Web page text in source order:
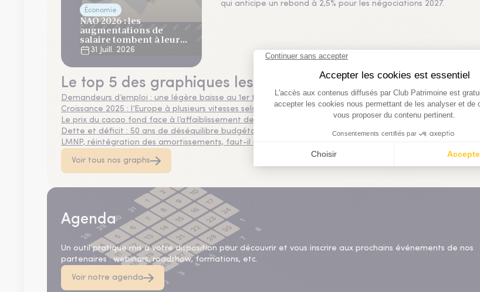
Économie
NAO 2026 : les
augmentations de
salaire tombent à leur
plus bas niveau depuis 4
ans
31 Juill. 2026
qui anticipe un rebond à 2,5% pour les négociations 2027.
Le top 5 des graphiques les plus consultés
Demandeurs d’emploi : une légère baisse au 1er trimestre 2026
Croissance 2025 : l’Europe à plusieurs vitesses selon Bruxelles
Le prix du cacao fond face à l’affaiblissement de la demande
Dette et déficit : 50 ans de déséquilibre budgétaire
LMNP, réintégration des amortissements, faut-il privilégier la SCI à l'IS ?
Voir tous nos graphs
Agenda
Un outil pratique mis à votre disposition pour découvrir et vous inscrire aux prochains événements de nos
partenaires : webinars, roadshow, formations, etc.
Voir notre agenda